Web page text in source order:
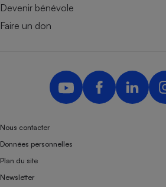
Devenir bénévole
Faire un don
Nous contacter
Données personnelles
Plan du site
Newsletter